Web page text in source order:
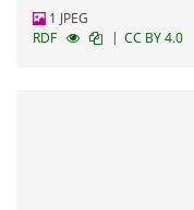
1 JPEG
RDF
| CC BY 4.0